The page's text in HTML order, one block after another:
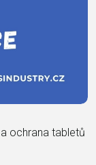
ochrana tabletů